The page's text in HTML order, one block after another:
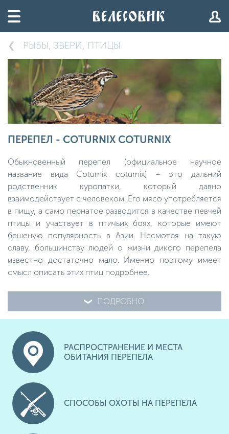
РЫБЫ, ЗВЕРИ, ПТИЦЫ
ПЕРЕПЕЛ - COTURNIX COTURNIX
Обыкновенный перепел (официальное научное
название вида Coturnix coturnix) – это дальний
родственник куропатки, который давно
взаимодействует с человеком. Его мясо употребляется
в пищу, а само пернатое разводится в качестве певчей
птицы и участвует в птичьих боях, которые имеют
бешеную популярность в Азии. Несмотря на такую
славу, большинству людей о жизни дикого перепела
известно достаточно мало. Именно поэтому имеет
смысл описать этих птиц подробнее.
ПОДРОБНО
РАСПРОСТРАНЕНИЕ И МЕСТА
ОБИТАНИЯ ПЕРЕПЕЛА
СПОСОБЫ ОХОТЫ НА ПЕРЕПЕЛА